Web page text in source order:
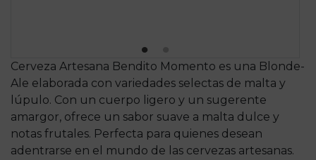
Cerveza Artesana Bendito Momento es una Blonde-
Ale elaborada con variedades selectas de malta y
lúpulo. Con un cuerpo ligero y un sugerente
amargor, ofrece un sabor suave a malta dulce y
notas frutales. Perfecta para quienes desean
adentrarse en el mundo de las cervezas artesanas.